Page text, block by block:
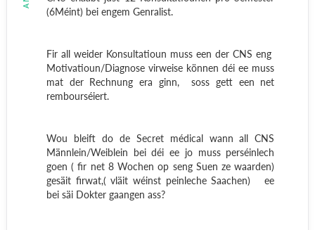
(6Méint) bei engem Genralist.
Fir all weider Konsultatioun muss een der CNS eng
Motivatioun/Diagnose virweise können déi ee muss
mat der Rechnung era ginn,
soss gett een net
rembourséiert.
Wou bleift do de Secret médical wann all CNS
Männlein/Weiblein bei déi ee jo muss perséinlech
goen ( fir net 8 Wochen op seng Suen ze waarden)
gesäit firwat,( vläit wéinst peinleche Saachen)
ee
bei säi Dokter gaangen ass?